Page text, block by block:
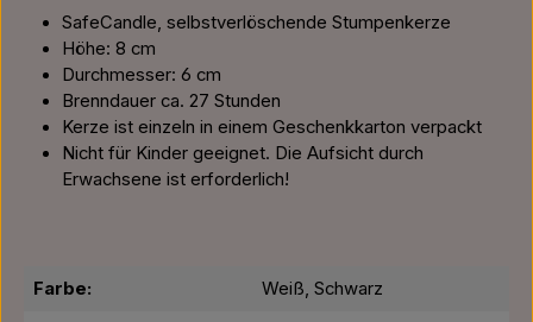
SafeCandle, selbstverlöschende Stumpenkerze
Höhe: 8 cm
Durchmesser: 6 cm
Brenndauer ca. 27 Stunden
Kerze ist einzeln in einem Geschenkkarton verpackt
Nicht für Kinder geeignet. Die Aufsicht durch
Erwachsene ist erforderlich!
Farbe: Weiß, Schwarz